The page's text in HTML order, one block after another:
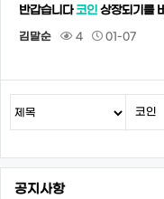
반갑습니다코인 상장되기를
김말순 4 01-07
공지사항